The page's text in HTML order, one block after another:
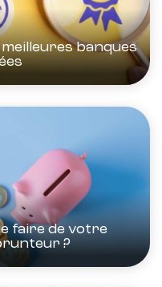
banques
faire de votre
?